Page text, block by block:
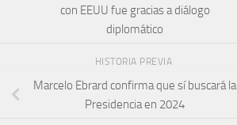
con EEUU fue gracias a diálogo
diplomático
HISTORIA PREVIA
Marcelo Ebrard confirma que sí buscará la
Presidencia en 2024